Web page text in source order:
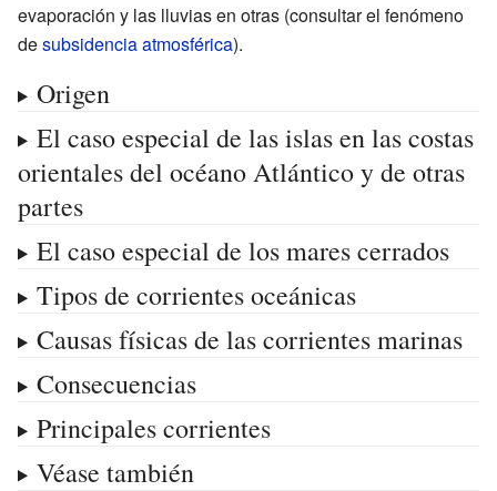
evaporación y las lluvias en otras (consultar el fenómeno
desubsidencia atmosférica).
Origen
El caso especial de las islas en las costas
orientales del océano Atlántico y de otras
partes
El caso especial de los mares cerrados
Tipos de corrientes oceánicas
Causas físicas de las corrientes marinas
Consecuencias
Principales corrientes
Véase también